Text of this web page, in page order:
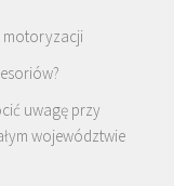
motoryzacji
uwagę przy
województwie